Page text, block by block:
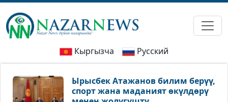
Кыргызча Русский
Ырысбек Атажанов билим берүү,
спорт жана маданият өкүлдөрү